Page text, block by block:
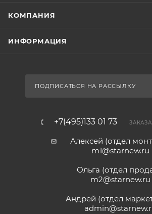
КОМПАНИЯ
ИНФОРМАЦИЯ
ПОДПИСАТЬСЯ НА РАССЫЛКУ
+7(495)133 01 73
Алексей (отдел
m1@starnew.ru
Ольга (отдел
m2@starnew.ru
Андрей (отдел